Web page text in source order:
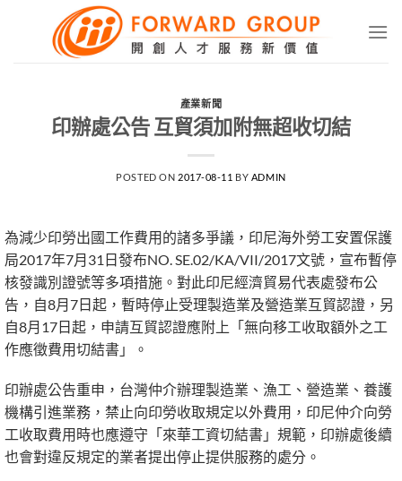
產業新聞
印辦處公告 互貿須加附無超收切結
POSTED ON 2017-08-11 BY ADMIN
為減少印勞出國工作費用的諸多爭議，印尼海外勞工安置保護
局2017年7月31日發布NO. SE.02/KA/VII/2017文號，宣布暫停
核發識別證號等多項措施。對此印尼經濟貿易代表處發布公
告，自8月7日起，暫時停止受理製造業及營造業互貿認證，另
自8月17日起，申請互貿認證應附上「無向移工收取額外之工
作應徵費用切結書」。
印辦處公告重申，台灣仲介辦理製造業、漁工、營造業、養護
機構引進業務，禁止向印勞收取規定以外費用，印尼仲介向勞
工收取費用時也應遵守「來華工資切結書」規範，印辦處後續
也會對違反規定的業者提出停止提供服務的處分。